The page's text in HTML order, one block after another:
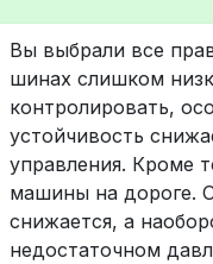
Вы выбрали все
шинах слишком
контролировать,
устойчивость
управления. Кроме
машины на дороге.
снижается, а
недостаточном